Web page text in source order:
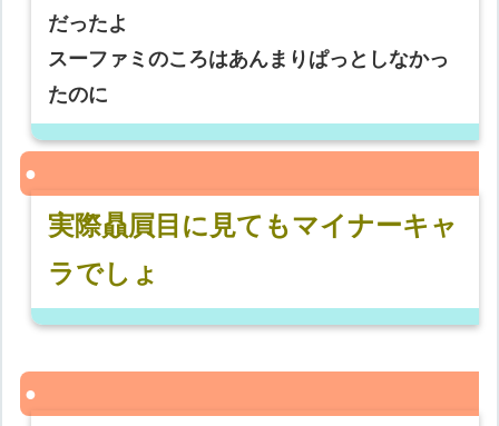
だったよ
スーファミのころはあんまりぱっとしなかっ
たのに
実際贔屓目に見てもマイナーキャ
ラでしょ